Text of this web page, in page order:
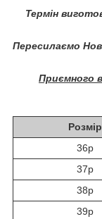
Термін
Пересилаємо
Приємного
Розмір
36р
37р
38р
39р